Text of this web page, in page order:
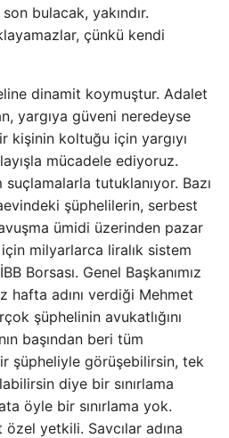
son bulacak, yakındır.
çünkü kendi
dinamit koymuştur. Adalet
yargıya güveni neredeyse
kişinin koltuğu için yargıyı
mücadele ediyoruz.
suçlamalarla tutuklanıyor. Bazı
şüphelilerin, serbest
ümidi üzerinden pazar
milyarlarca liralık sistem
Borsası. Genel Başkanımız
hafta adını verdiği Mehmet
şüphelinin avukatlığını
başından beri tüm
şüpheliyle görüşebilirsin, tek
diye bir sınırlama
öyle bir sınırlama yok.
yetkili. Savcılar adına